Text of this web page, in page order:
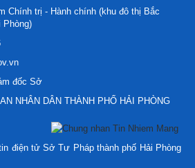
Chính trị - Hành chính (khu đô thị Bắc
Phòng)
đốc Sở
NHÂN DÂN THÀNH PHỐ HẢI PHÒNG
điện tử Sở Tư Pháp thành phố Hải Phòng